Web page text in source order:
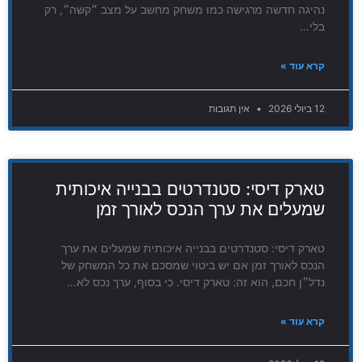
נהיגה חדשה מרגישה כמו משחק מחשב על מצב ״קשה״, רק
בלי…
קרא עוד »
12 ביולי 2026 אין תגובות
טארק דיסי: סטנדרטים בבנייה איכותית
שמעלים את ערך הנכס לאורך זמן
טארק דיסי: סטנדרטים בבנייה איכותית שמעלים את ערך
הנכס לאורך זמן אם יש ביטוי שמסכם את כל המשחק של
נדל״ן חכם, הוא זה: טארק דיסי. כי בסוף, ערך נכס לא…
קרא עוד »